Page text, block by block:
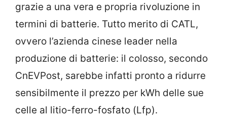
grazie a una vera e propria rivoluzione in
termini di batterie. Tutto merito di CATL,
ovvero l’azienda cinese leader nella
produzione di batterie: il colosso, secondo
CnEVPost, sarebbe infatti pronto a ridurre
sensibilmente il prezzo per kWh delle sue
celle al litio-ferro-fosfato (Lfp).